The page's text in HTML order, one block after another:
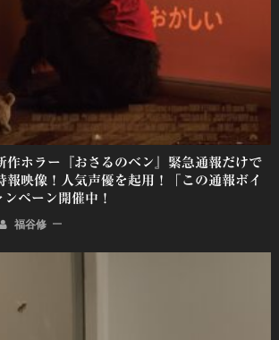
作ホラー『おさるのベン』緊急通報だけで
報映像！人気声優を起用！「この通報ボイ
ペーン開催中！
福谷修